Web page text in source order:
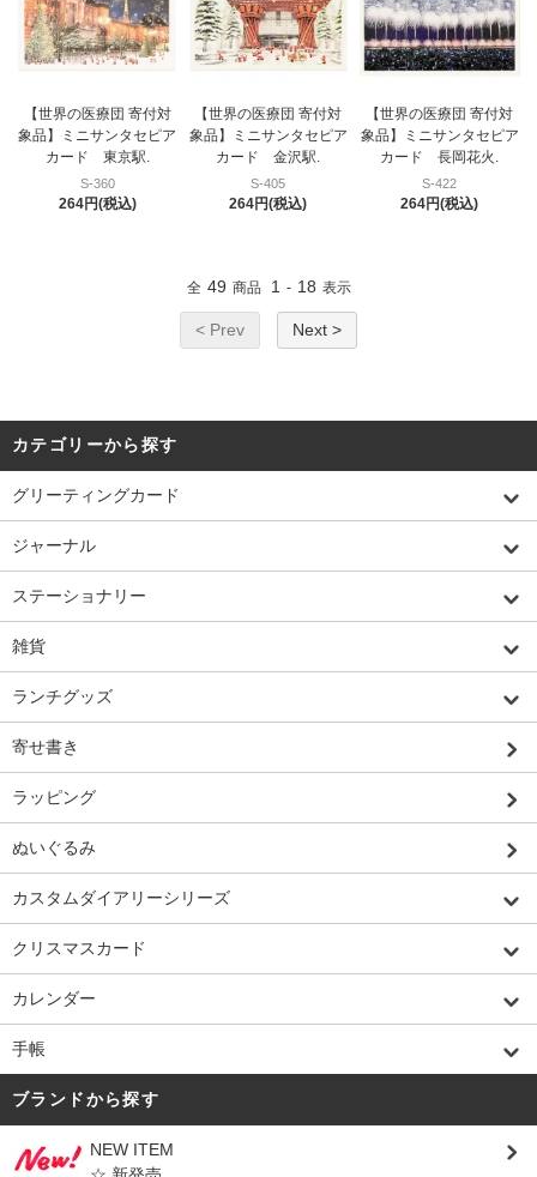
【世界の医療団 寄付対
象品】ミニサンタセピア
カード 東京駅.
S-360
264円(税込)
【世界の医療団 寄付対
象品】ミニサンタセピア
カード 金沢駅.
S-405
264円(税込)
【世界の医療団 寄付対
象品】ミニサンタセピア
カード 長岡花火.
S-422
264円(税込)
全 49 商品 1 - 18 表示
< Prev Next >
カテゴリーから探す
グリーティングカード
ジャーナル
ステーショナリー
雑貨
ランチグッズ
寄せ書き
ラッピング
ぬいぐるみ
カスタムダイアリーシリーズ
クリスマスカード
カレンダー
手帳
ブランドから探す
NEW ITEM